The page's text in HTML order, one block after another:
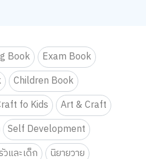
13 14 … 61
Book
Exam Book
Children Book